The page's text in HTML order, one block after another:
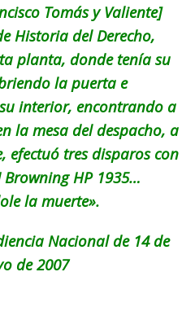
Tomás y Valiente]
Historia del Derecho,
planta, donde tenía su
la puerta e
interior, encontrando a
la mesa del despacho, a
efectuó tres disparos con
HP 1935…
la muerte».
Nacional de 14 de
de 2007